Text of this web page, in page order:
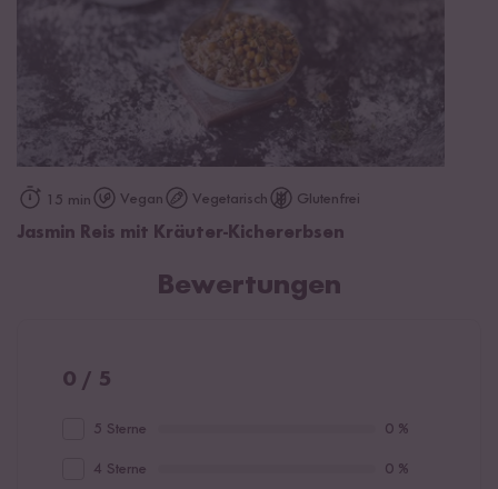
15 min Vegan Vegetarisch Glutenfrei
Jasmin Reis mit Kräuter-Kichererbsen
Bewertungen
0 / 5
5 Sterne 0 %
4 Sterne 0 %